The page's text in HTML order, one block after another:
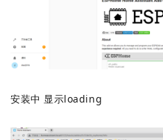
安装中 显示loading